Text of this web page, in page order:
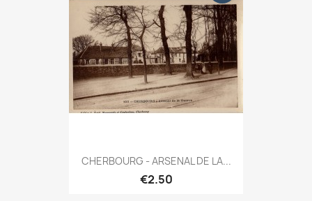
CHERBOURG - ARSENAL DE LA...
€2.50